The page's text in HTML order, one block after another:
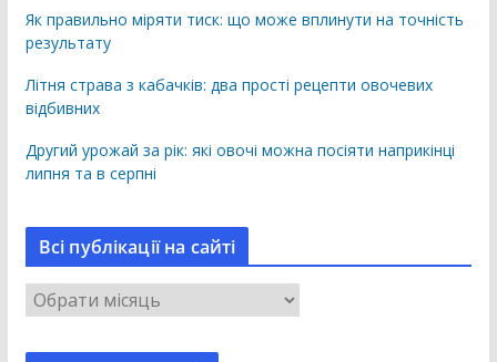
Як правильно міряти тиск: що може вплинути на точність
результату
Літня страва з кабачків: два прості рецепти овочевих
відбивних
Другий урожай за рік: які овочі можна посіяти наприкінці
липня та в серпні
Всі публікації на сайті
В
с
і